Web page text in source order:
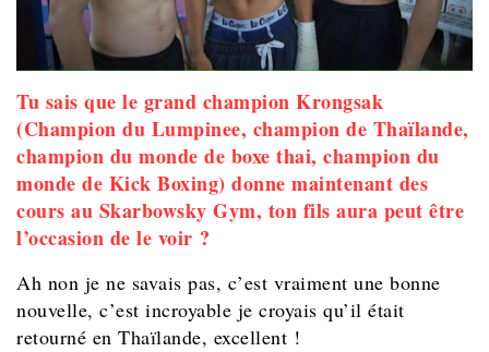
Tu sais que le grand champion Krongsak
(Champion du Lumpinee, champion de Thaïlande,
champion du monde de boxe thai, champion du
monde de Kick Boxing) donne maintenant des
cours au Skarbowsky Gym, ton fils aura peut être
l’occasion de le voir ?
Ah non je ne savais pas, c’est vraiment une bonne
nouvelle, c’est incroyable je croyais qu’il était
retourné en Thaïlande, excellent !